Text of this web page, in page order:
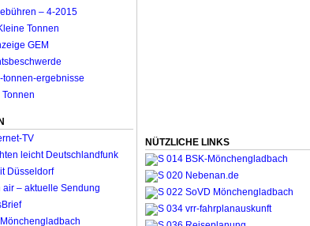
NÜTZLICHE LINKS